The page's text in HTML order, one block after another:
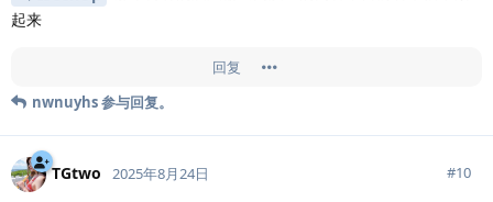
起来
回复
nwnuyhs参与回复。
TGtwo 2025年8月24日 #10